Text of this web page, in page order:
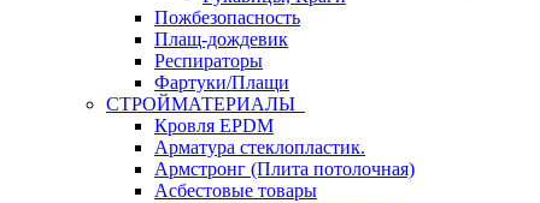
Пожбезопасность
Плащ-дождевик
Респираторы
Фартуки/Плащи
СТРОЙМАТЕРИАЛЫ
Кровля ЕРDM
Арматура стеклопластик.
Армстронг (Плита потолочная)
Асбестовые товары